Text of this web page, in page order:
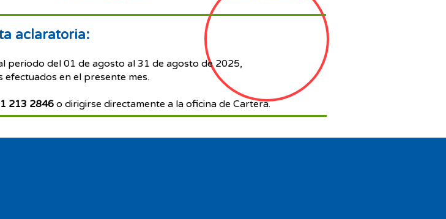
aclaratoria:
periodo del 01 de agosto al 31 de agosto de 2025,
efectuados en el presente mes.
213 2846o dirigirse directamente a la oficina de Cartera.